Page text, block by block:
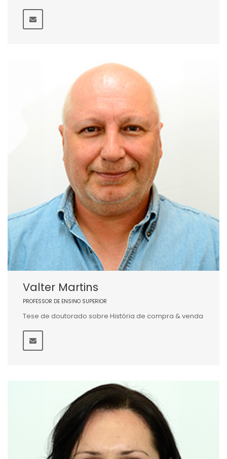
Valter Martins
PROFESSOR DE ENSINO SUPERIOR
Tese de doutorado sobre História de compra & venda